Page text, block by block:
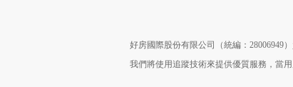
好房國際股份有限公司（統編：28006949
我們將使用追蹤技術來提供優質服務，當